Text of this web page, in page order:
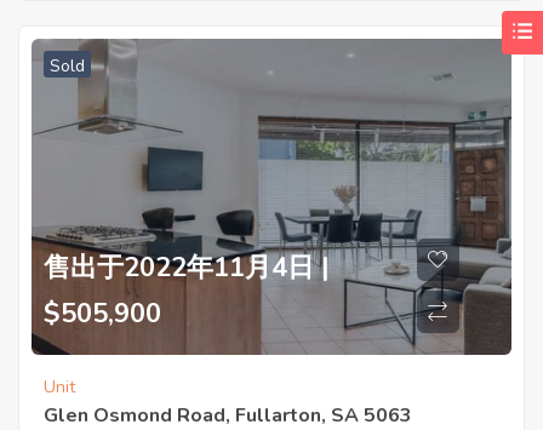
Sold
售出于2022年11月4日 |
$505,900
Unit
Glen Osmond Road, Fullarton, SA 5063